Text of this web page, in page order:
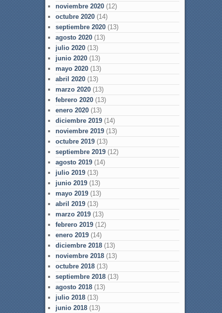
noviembre 2020(12)
octubre 2020(14)
septiembre 2020(13)
agosto 2020(13)
julio 2020(13)
junio 2020(13)
mayo 2020(13)
abril 2020(13)
marzo 2020(13)
febrero 2020(13)
enero 2020(13)
diciembre 2019(14)
noviembre 2019(13)
octubre 2019(13)
septiembre 2019(12)
agosto 2019(14)
julio 2019(13)
junio 2019(13)
mayo 2019(13)
abril 2019(13)
marzo 2019(13)
febrero 2019(12)
enero 2019(14)
diciembre 2018(13)
noviembre 2018(13)
octubre 2018(13)
septiembre 2018(13)
agosto 2018(13)
julio 2018(13)
junio 2018(13)